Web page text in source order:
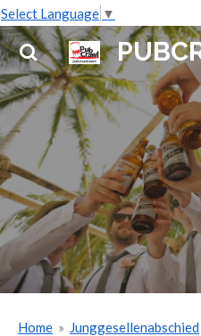
Select Language ▼
Zum
Hauptinhalt
springen
Home » Junggesellenabschied